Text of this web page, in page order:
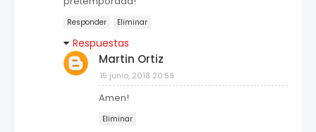
Responder Eliminar
Respuestas
Martin Ortiz
15 junio, 2018 20:59
Amen!
Eliminar